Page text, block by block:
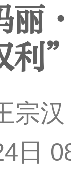
丽
利
宗
日